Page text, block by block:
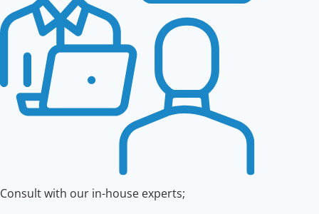
Consult with our in-house experts;